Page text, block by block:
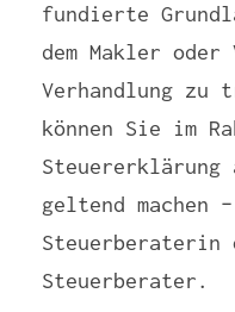
fundierte
dem Makler
Verhandlung zu
können Sie im
Steuererklärung
geltend machen
Steuerberaterin
Steuerberater.